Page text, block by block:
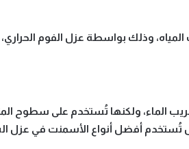
وذلك بواسطة عزل الفوم
الماء، ولكنها تُستخدم على سطوح
أفضل أنواع الأسمنت في عزل